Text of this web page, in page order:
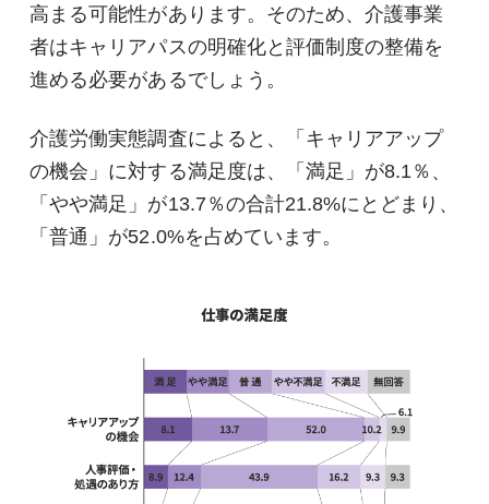
高まる可能性があります。そのため、介護事業
者はキャリアパスの明確化と評価制度の整備を
進める必要があるでしょう。
介護労働実態調査によると、「キャリアアップ
の機会」に対する満足度は、「満足」が8.1％、
「やや満足」が13.7％の合計21.8%にとどまり、
「普通」が52.0%を占めています。